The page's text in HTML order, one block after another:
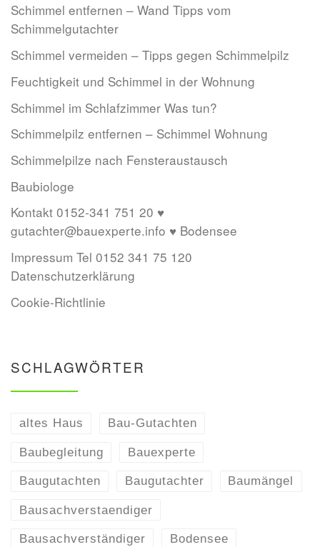
Schimmel entfernen – Wand Tipps vom
Schimmelgutachter
Schimmel vermeiden – Tipps gegen Schimmelpilz
Feuchtigkeit und Schimmel in der Wohnung
Schimmel im Schlafzimmer Was tun?
Schimmelpilz entfernen – Schimmel Wohnung
Schimmelpilze nach Fensteraustausch
Baubiologe
Kontakt 0152-341 751 20 ♥
gutachter@bauexperte.info ♥ Bodensee
Impressum Tel 0152 341 75 120
Datenschutzerklärung
Cookie-Richtlinie
SCHLAGWÖRTER
altes Haus Bau-Gutachten
Baubegleitung Bauexperte
Baugutachten Baugutachter Baumängel
Bausachverstaendiger
Bausachverständiger Bodensee